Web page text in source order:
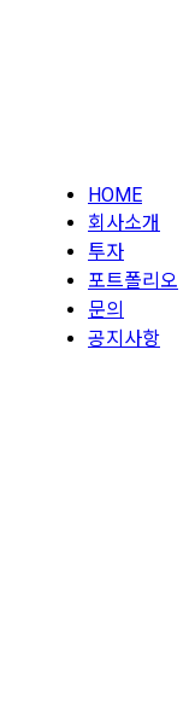
HOME
회사소개
투자
포트폴리오
문의
공지사항